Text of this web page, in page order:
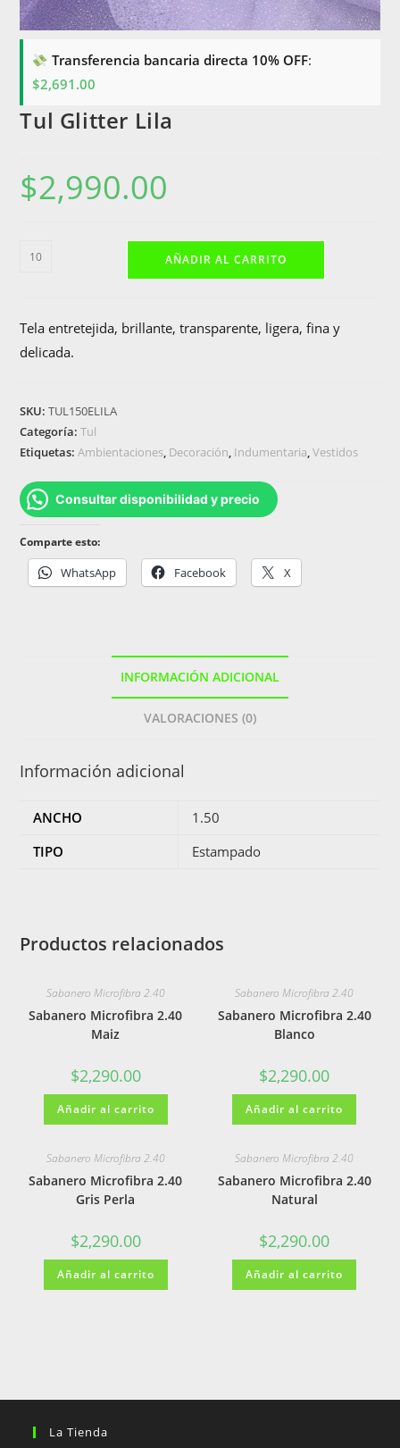
Transferencia bancaria directa 10% OFF:
$2,691.00
Tul Glitter Lila
$2,990.00
Tul
AÑADIR AL CARRITO
Tela entretejida, brillante, transparente, ligera, fina y
delicada.
SKU:TUL150ELILA
Categoría:Tul
Etiquetas:Ambientaciones, Decoración, Indumentaria,Vestidos
Consultar disponibilidad y precio
Comparte esto:
WhatsApp Facebook X
INFORMACIÓN ADICIONAL
VALORACIONES (0)
Información adicional
ANCHO
1.50
TIPO
Estampado
Productos relacionados
Sabanero Microfibra 2.40
Sabanero Microfibra 2.40
Maiz
$2,290.00
Añadir al carrito
Sabanero Microfibra 2.40
Sabanero Microfibra 2.40
Blanco
$2,290.00
Añadir al carrito
Sabanero Microfibra 2.40
Sabanero Microfibra 2.40
Gris Perla
$2,290.00
Añadir al carrito
Sabanero Microfibra 2.40
Sabanero Microfibra 2.40
Natural
$2,290.00
Añadir al carrito
La Tienda